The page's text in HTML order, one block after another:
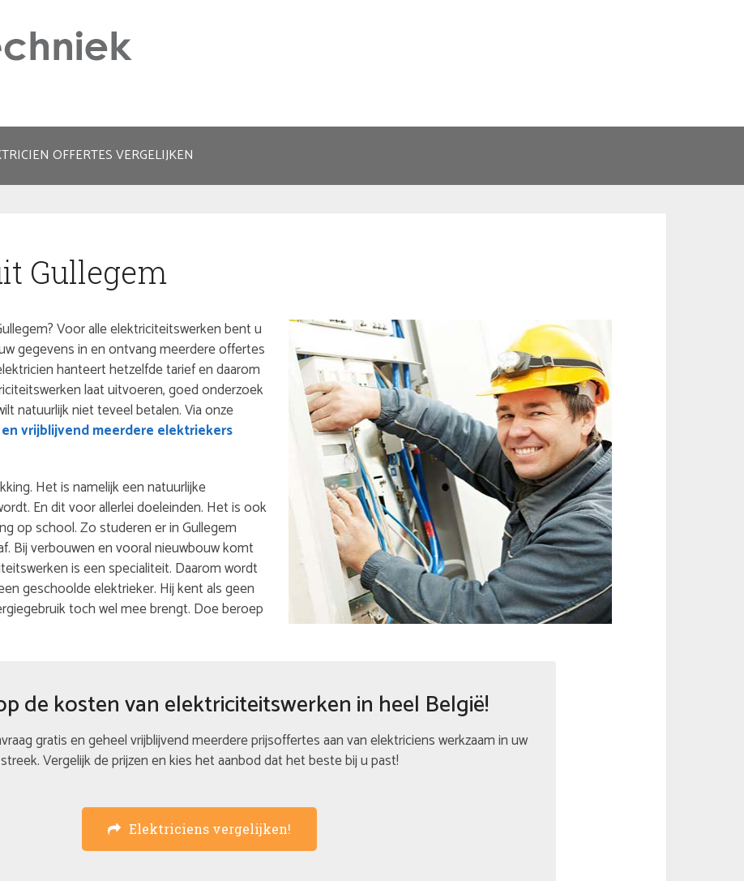
OFFERTES VERGELIJKEN
Gullegem
Voor alle elektriciteitswerken bent u
gegevens in en ontvang meerdere offertes
hanteert hetzelfde tarief en daarom
laat uitvoeren, goed onderzoek
natuurlijk niet teveel betalen. Via onze
vrijblijvend meerdere elektriekers
Het is namelijk een natuurlijke
En dit voor allerlei doeleinden. Het is ook
op school. Zo studeren er in Gullegem
Bij verbouwen en vooral nieuwbouw komt
is een specialiteit. Daarom wordt
geschoolde elektrieker. Hij kent als geen
toch wel mee brengt. Doe beroep
de kosten van elektriciteitswerken in heel België!
gratis en geheel vrijblijvend meerdere prijsoffertes aan van elektriciens werkzaam in uw
streek. Vergelijk de prijzen en kies het aanbod dat het beste bij u past!
Elektriciens vergelijken!